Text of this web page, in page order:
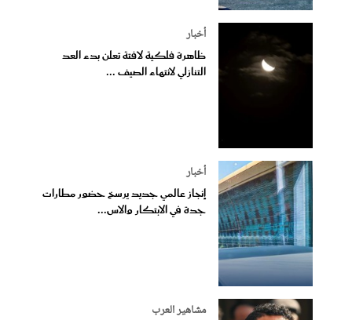
أخبار
ظاهرة فلكية لافتة تعلن بدء العد
التنازلي لانتهاء الصيف ...
أخبار
إنجاز عالمي جديد يرسخ حضور مطارات
جدة في الابتكار والاس...
مشاهير العرب